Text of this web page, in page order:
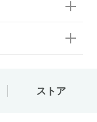
ストア